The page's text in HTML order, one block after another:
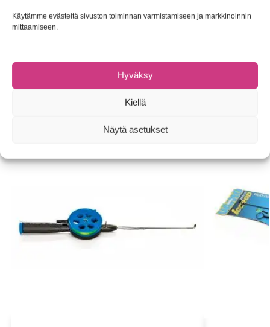
Käytämme evästeitä sivuston toiminnan varmistamiseen ja markkinoinnin
mittaamiseen.
Hyväksy
Kiellä
Näytä asetukset